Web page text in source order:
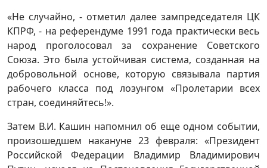
«Не случайно, - отметил далее зампредседателя ЦК
КПРФ, - на референдуме 1991 года практически весь
народ проголосовал за сохранение Советского
Союза. Это была устойчивая система, созданная на
добровольной основе, которую связывала партия
рабочего класса под лозунгом «Пролетарии всех
стран, соединяйтесь!».
Затем В.И. Кашин напомнил об еще одном событии,
произошедшем накануне 23 февраля: «Президент
Российской Федерации Владимир Владимирович